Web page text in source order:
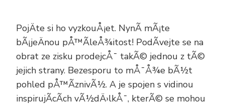
PojÄte si ho vyzkouÅ¡et. NynÃ­ mÃ¡te
bÃ¡jeÄnou pÅ™Ã­leÅ¾itost! PodÃ­vejte se na
obrat ze zisku prodejcÅ¯ takÃ© jednou z tÃ©
jejich strany. Bezesporu to mÅ¯Å¾e bÃ½t
pohled pÅ™Ã­znivÃ½. A je spojen s vidinou
inspirujÃ­cÃ­ch vÃ½dÄ›lkÅ¯, kterÃ© se mohou